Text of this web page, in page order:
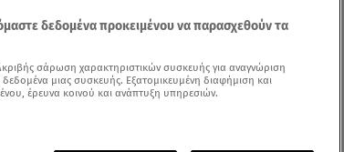
δεδομένα προκειμένου να παρασχεθούν τα
σάρωση χαρακτηριστικών συσκευής για αναγνώριση
μιας συσκευής. Εξατομικευμένη διαφήμιση και
έρευνα κοινού και ανάπτυξη υπηρεσιών.